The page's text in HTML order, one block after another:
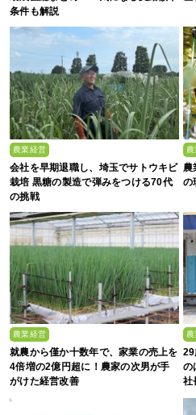
条件も解説
農業経営
会社を早期退職し、埼玉でサトウキビ
栽培 黒糖の製造で弾みをつける70代
の挑戦
農
の
農業経営
就農から僅か十数年で、家業の売上を
4倍増の2億円超に！農家の次男が手
がけた経営改善
29
の
社
る